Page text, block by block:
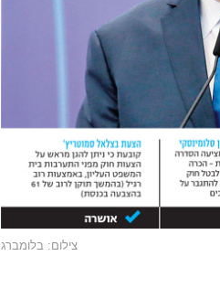
צילום: בלומברג